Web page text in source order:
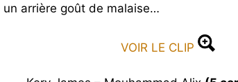
arrière goût de malaise…
VOIR LE CLIP